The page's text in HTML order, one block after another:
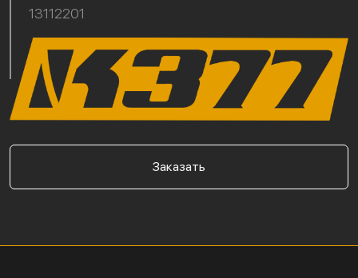
13112201
Заказать